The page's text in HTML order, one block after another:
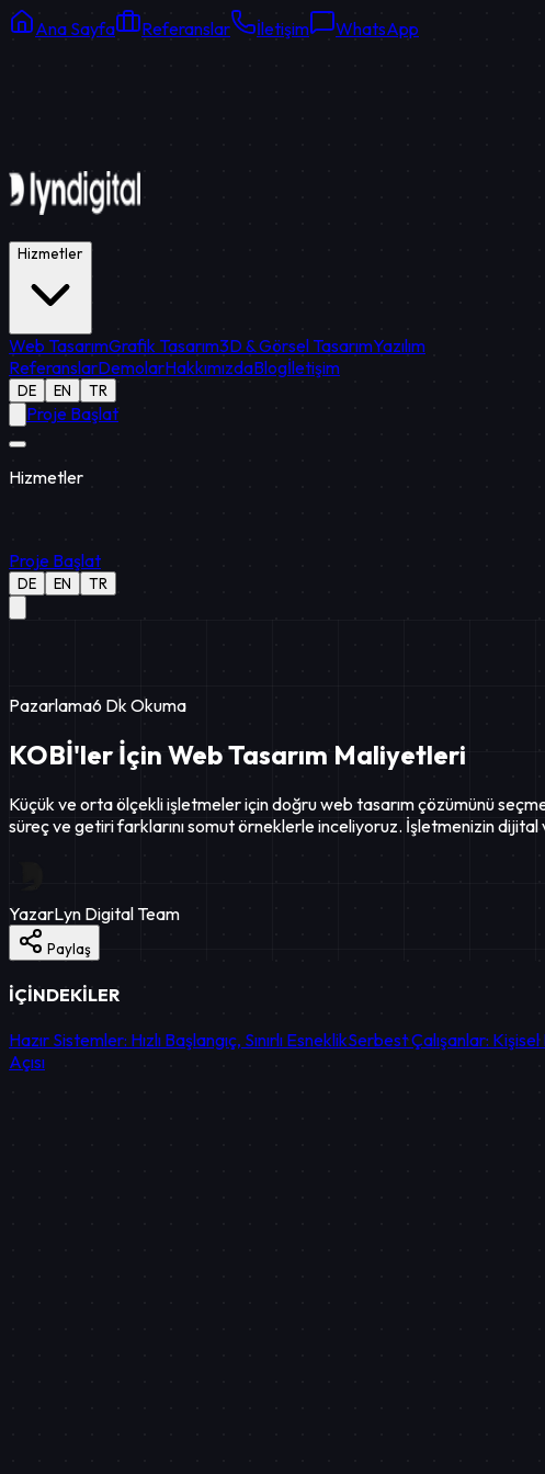
Ana Sayfa Referanslar İletişim WhatsApp
Hizmetler
Web TasarımGrafik Tasarım3D & Görsel TasarımYazılım
ReferanslarDemolarHakkımızdaBlogİletişim
DE EN TR
Proje Başlat
Hizmetler
Proje Başlat
DE EN TR
Pazarlama6 Dk Okuma
KOBİ'ler İçin Web Tasarım Maliyetleri
Küçük ve orta ölçekli işletmeler için doğru web tasarım çözümünü
süreç ve getiri farklarını somut örneklerle inceliyoruz. İşletmenizin dijital
YazarLyn Digital Team
Paylaş
İÇİNDEKİLER
Hazır Sistemler: Hızlı Başlangıç, Sınırlı EsneklikSerbest Çalışanlar:
Açısı